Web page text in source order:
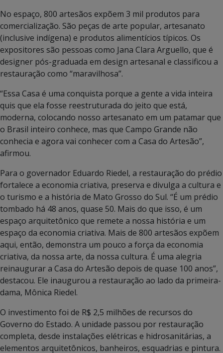
No espaço, 800 artesãos expõem 3 mil produtos para
comercialização. São peças de arte popular, artesanato
(inclusive indígena) e produtos alimentícios típicos. Os
expositores são pessoas como Jana Clara Arguello, que é
designer pós-graduada em design artesanal e classificou a
restauração como “maravilhosa”.
“Essa Casa é uma conquista porque a gente a vida inteira
quis que ela fosse reestruturada do jeito que está,
moderna, colocando nosso artesanato em um patamar que
o Brasil inteiro conhece, mas que Campo Grande não
conhecia e agora vai conhecer com a Casa do Artesão”,
afirmou.
Para o governador Eduardo Riedel, a restauração do prédio
fortalece a economia criativa, preserva e divulga a cultura e
o turismo e a história de Mato Grosso do Sul. “É um prédio
tombado há 48 anos, quase 50. Mais do que isso, é um
espaço arquitetônico que remete a nossa história e um
espaço da economia criativa. Mais de 800 artesãos expõem
aqui, então, demonstra um pouco a força da economia
criativa, da nossa arte, da nossa cultura. É uma alegria
reinaugurar a Casa do Artesão depois de quase 100 anos”,
destacou. Ele inaugurou a restauração ao lado da primeira-
dama, Mônica Riedel.
O investimento foi de R$ 2,5 milhões de recursos do
Governo do Estado. A unidade passou por restauração
completa, desde instalações elétricas e hidrosanitárias, a
elementos arquitetônicos, banheiros, esquadrias e pintura.